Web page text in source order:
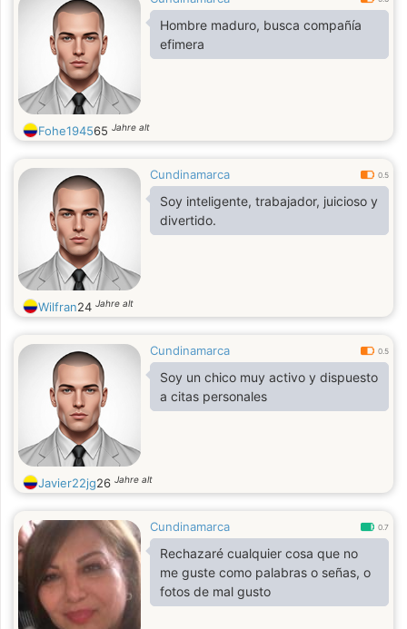
Hombre maduro, busca compañía
efimera
Fohe194565 Jahre alt
Cundinamarca 0.5
Soy inteligente, trabajador, juicioso y
divertido.
Wilfran24 Jahre alt
Cundinamarca 0.5
Soy un chico muy activo y dispuesto
a citas personales
Javier22jg26 Jahre alt
Cundinamarca 0.7
Rechazaré cualquier cosa que no
me guste como palabras o señas, o
fotos de mal gusto